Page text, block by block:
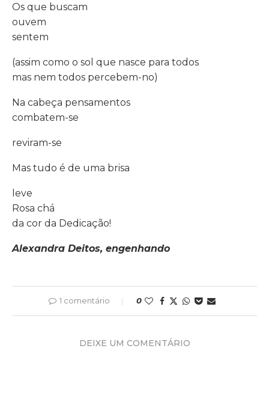
Os que buscam
ouvem
sentem
(assim como o sol que nasce para todos
mas nem todos percebem-no)
Na cabeça pensamentos
combatem-se
reviram-se
Mas tudo é de uma brisa
leve
Rosa chá
da cor da Dedicação!
Alexandra Deitos, engenhando
1 comentário 0
DEIXE UM COMENTÁRIO